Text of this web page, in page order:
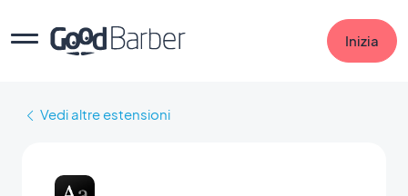
Inizia
Vedi altre estensioni